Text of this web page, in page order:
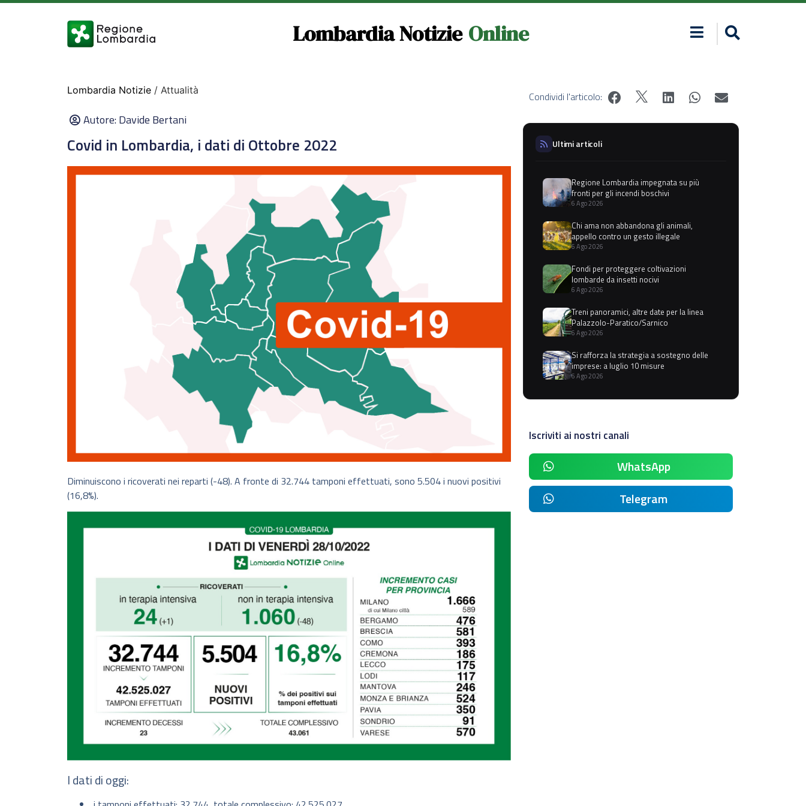
Lombardia Notizie Online
Lombardia Notizie / Attualità
Autore:Davide Bertani
Covid in Lombardia, i dati di Ottobre 2022
Diminuiscono i ricoverati nei reparti (-48). A fronte di 32.744 tamponi effettuati, sono 5.504 i nuovi positivi
(16,8%).
I dati di oggi:
Condividi l'articolo:
Ultimi articoli
Regione Lombardia impegnata su più
fronti per gli incendi boschivi
6 Ago 2026
Chi ama non abbandona gli animali,
appello contro un gesto illegale
6 Ago 2026
Fondi per proteggere coltivazioni
lombarde da insetti nocivi
6 Ago 2026
Treni panoramici, altre date per la linea
Palazzolo-Paratico/Sarnico
6 Ago 2026
Si rafforza la strategia a sostegno delle
imprese: a luglio 10 misure
6 Ago 2026
Iscriviti ai nostri canali
WhatsApp
Telegram